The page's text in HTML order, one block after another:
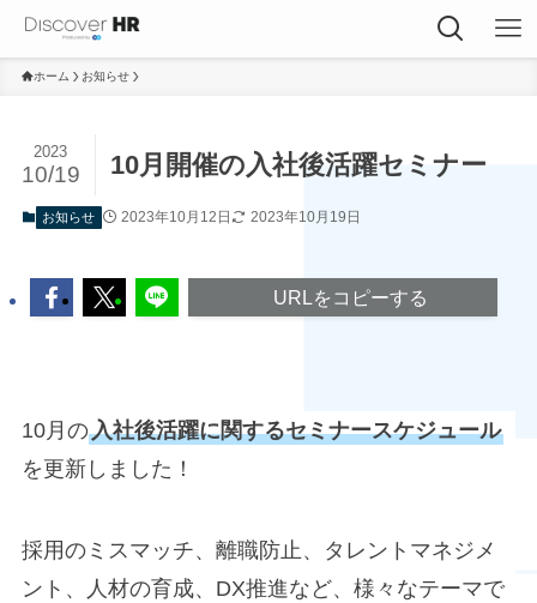
ホーム お知らせ
10月開催の入社後活躍セミナー
2023
10/19
お知らせ 2023年10月12日 2023年10月19日
URLをコピーする
10月の入社後活躍に関するセミナースケジュール
を更新しました！
採用のミスマッチ、離職防止、タレントマネジメ
ント、人材の育成、DX推進など、様々なテーマで